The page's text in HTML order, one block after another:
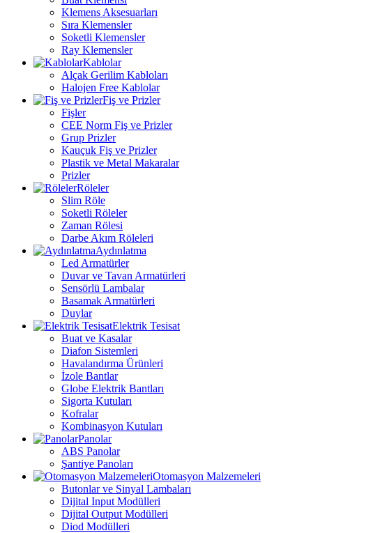
Klemens Aksesuarları
Sıra Klemensler
Soketli Klemensler
Ray Klemensler
Kablolar
Alçak Gerilim Kabloları
Halojen Free Kablolar
Fiş ve Prizler
Fişler
CEE Norm Fiş ve Prizler
Grup Prizler
Kauçuk Fiş ve Prizler
Plastik ve Metal Makaralar
Prizler
Röleler
Slim Röle
Soketli Röleler
Zaman Rölesi
Darbe Akım Röleleri
Aydınlatma
Led Armatürler
Duvar ve Tavan Armatürleri
Sensörlü Lambalar
Basamak Armatürleri
Duylar
Elektrik Tesisat
Buat ve Kasalar
Diafon Sistemleri
Havalandırma Ürünleri
İzole Bantlar
Globe Elektrik Bantları
Sigorta Kutuları
Kofralar
Kombinasyon Kutuları
Panolar
ABS Panolar
Şantiye Panoları
Otomasyon Malzemeleri
Butonlar ve Sinyal Lambaları
Dijital Input Modülleri
Dijital Output Modülleri
Diod Modülleri